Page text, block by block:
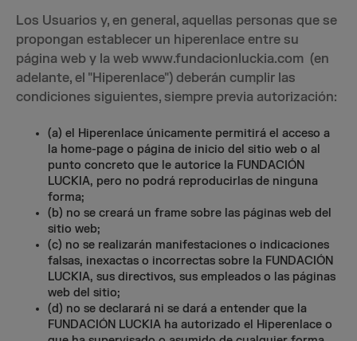
Los Usuarios y, en general, aquellas personas que se
propongan establecer un hiperenlace entre su
página web y la web www.fundacionluckia.com (en
adelante, el "Hiperenlace") deberán cumplir las
condiciones siguientes, siempre previa autorización:
(a) el Hiperenlace únicamente permitirá el acceso a
la home-page o página de inicio del sitio web o al
punto concreto que le autorice la FUNDACIÓN
LUCKIA, pero no podrá reproducirlas de ninguna
forma;
(b) no se creará un frame sobre las páginas web del
sitio web;
(c) no se realizarán manifestaciones o indicaciones
falsas, inexactas o incorrectas sobre la FUNDACIÓN
LUCKIA, sus directivos, sus empleados o las páginas
web del sitio;
(d) no se declarará ni se dará a entender que la
FUNDACIÓN LUCKIA ha autorizado el Hiperenlace o